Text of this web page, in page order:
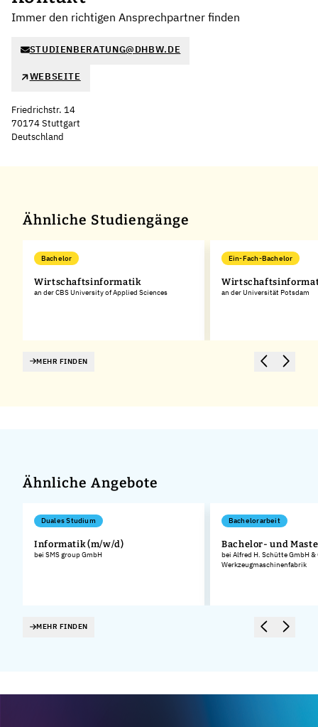
Immer den richtigen Ansprechpartner finden
STUDIENBERATUNG@DHBW.DE
WEBSEITE
Friedrichstr. 14
70174 Stuttgart
Deutschland
Ähnliche Studiengänge
Bachelor
Wirtschaftsinformatik
an der CBS University of Applied Sciences
Ein-Fach-Bachelor
an der Universität Potsdam
MEHR FINDEN
Ähnliche Angebote
Duales Studium
Informatik (m/w/d)
bei SMS group GmbH
Bachelorarbeit
Bachelor- und
bei Alfred H. Schütte GmbH &
Werkzeugmaschinenfabrik
MEHR FINDEN